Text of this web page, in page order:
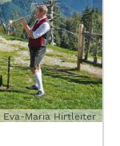
Maria Hirtleiter